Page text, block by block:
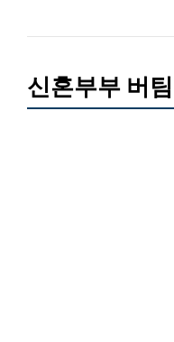
신혼부부 버